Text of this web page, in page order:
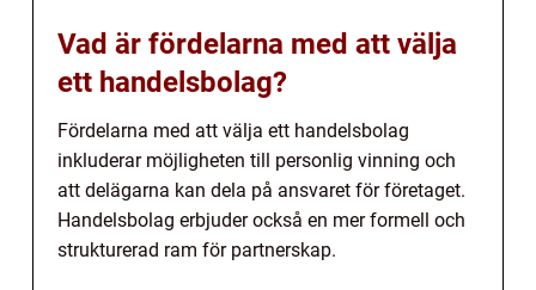
Vad är fördelarna med att välja
ett handelsbolag?
Fördelarna med att välja ett handelsbolag
inkluderar möjligheten till personlig vinning och
att delägarna kan dela på ansvaret för företaget.
Handelsbolag erbjuder också en mer formell och
strukturerad ram för partnerskap.